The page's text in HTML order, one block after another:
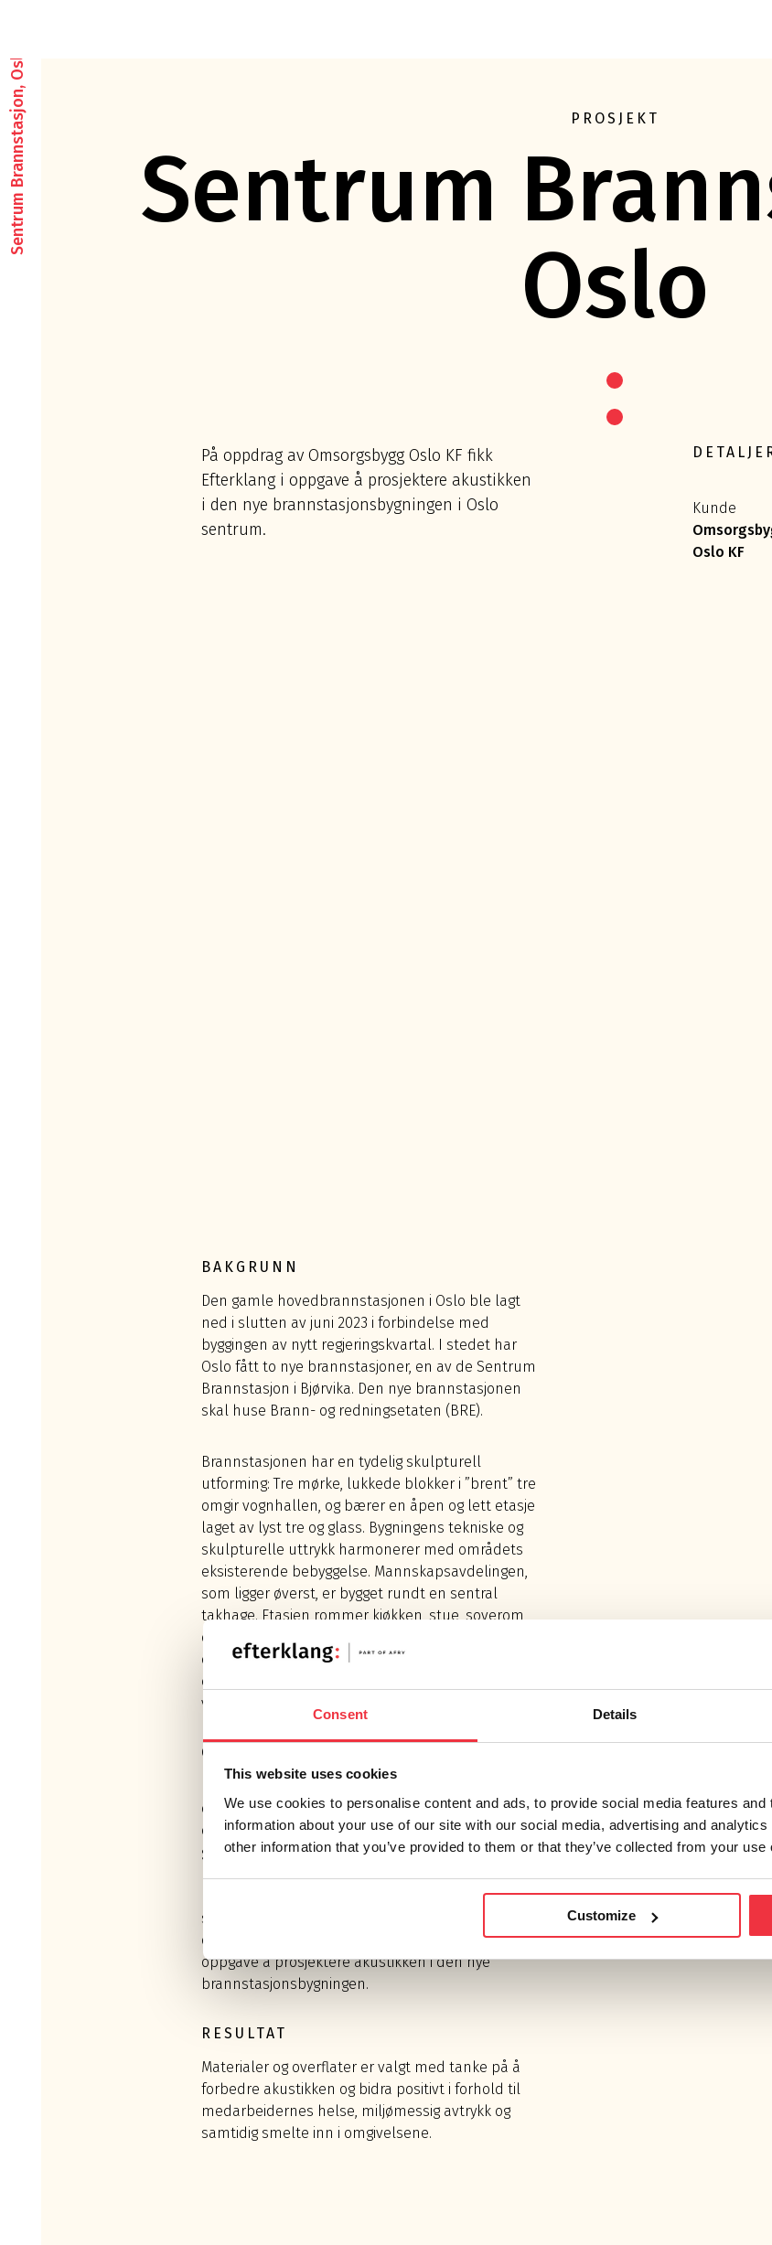
Consent Details
This website uses cookies
We use cookies to personalise content and ads, to provide social media features
information about your use of our site with our social media, advertising and
other information that you’ve provided to them or that they’ve collected from your
Customize
Sentrum Brannstasjon, Oslo PROSJEKT
Sentrum
Oslo
På oppdrag av Omsorgsbygg Oslo KF fikk
Efterklang i oppgave å prosjektere akustikken
i den nye brannstasjonsbygningen i Oslo
sentrum.
Kunde
Oslo KF
BAKGRUNN
Den gamle hovedbrannstasjonen i Oslo ble lagt
ned i slutten av juni 2023 i forbindelse med
byggingen av nytt regjeringskvartal. I stedet har
Oslo fått to nye brannstasjoner, en av de Sentrum
Brannstasjon i Bjørvika. Den nye brannstasjonen
skal huse Brann- og redningsetaten (BRE).
Brannstasjonen har en tydelig skulpturell
utforming: Tre mørke, lukkede blokker i ”brent” tre
omgir vognhallen, og bærer en åpen og lett etasje
laget av lyst tre og glass. Bygningens tekniske og
skulpturelle uttrykk harmonerer med områdets
eksisterende bebyggelse. Mannskapsavdelingen,
som ligger øverst, er bygget rundt en sentral
takhage. Etasjen rommer kjøkken, stue, soverom
og bad samt treningsfasiliteter. Alle administrative
og tekniske fasiliteter ligger i første og andre
etasje, og fra alle rom er det kort, direkte og logisk
vei til vognhallen, som er bygningens hjerte.
OPPDRAG
område i Bjørvika. Bygningen er oppført i massivtre
og er designet for ivaretakelse av lokale akustiske
grenserverdier og i henhold til
miljøsertifiseringssystemet BREEAM.
Brannstasjonen skal være optimal teknisk sett og
samtidig tilby personalet perfekte forhold. På
oppdrag av Omsorgsbygg Oslo KF fikk Efterklang i
oppgave å prosjektere akustikken i den nye
brannstasjonsbygningen.
RESULTAT
Materialer og overflater er valgt med tanke på å
forbedre akustikken og bidra positivt i forhold til
medarbeidernes helse, miljømessig avtrykk og
samtidig smelte inn i omgivelsene.